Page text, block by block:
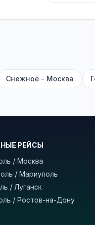
работают
печатать билет
посадки, время и
BUSTRIP.PRO
Снежное - Москва
РЕЙСЫ
/ Москва
/ Мариуполь
/ Луганск
/ Ростов-на-Дону